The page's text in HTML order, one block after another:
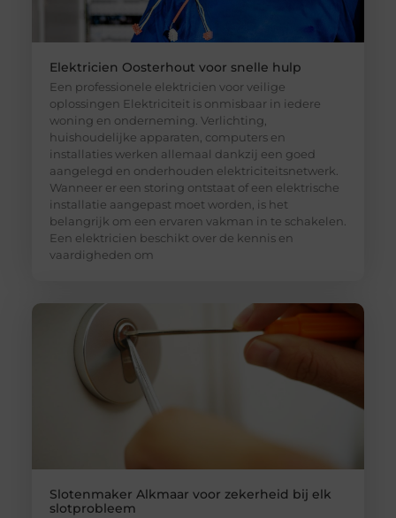
Elektricien Oosterhout voor snelle hulp
Een professionele elektricien voor veilige
oplossingen Elektriciteit is onmisbaar in iedere
woning en onderneming. Verlichting,
huishoudelijke apparaten, computers en
installaties werken allemaal dankzij een goed
aangelegd en onderhouden elektriciteitsnetwerk.
Wanneer er een storing ontstaat of een elektrische
installatie aangepast moet worden, is het
belangrijk om een ervaren vakman in te schakelen.
Een elektricien beschikt over de kennis en
vaardigheden om
Slotenmaker Alkmaar voor zekerheid bij elk
slotprobleem